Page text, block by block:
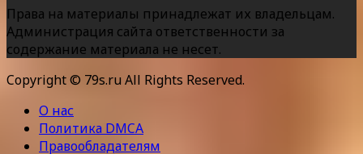
Права на материалы принадлежат их владельцам.
Администрация сайта ответственности за
содержание материала не несет.
Copyright © 79s.ru All Rights Reserved.
О нас
Политика DMCA
Правообладателям